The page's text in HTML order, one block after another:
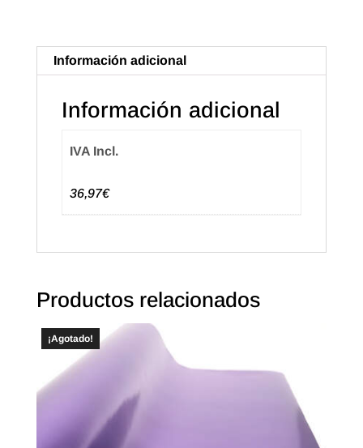
Corazones
y
Palomas
cantidad
Información adicional
Información adicional
IVA Incl.
36,97€
Productos relacionados
¡Agotado!